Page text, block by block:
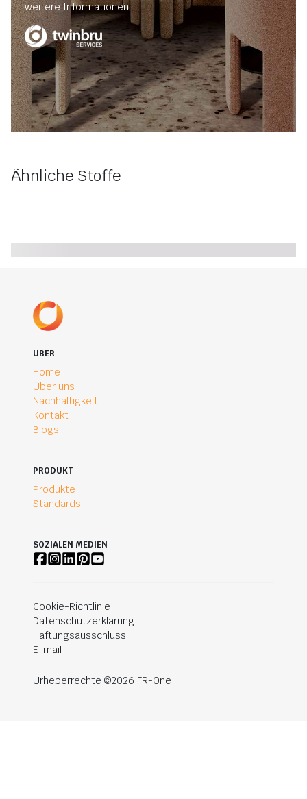
weitere Informationen.
Ähnliche Stoffe
UBER
Home
Über uns
Nachhaltigkeit
Kontakt
Blogs
PRODUKT
Produkte
Standards
SOZIALEN MEDIEN
Cookie-Richtlinie
Datenschutzerklärung
Haftungsausschluss
E-mail
Urheberrechte ©2026 FR-One